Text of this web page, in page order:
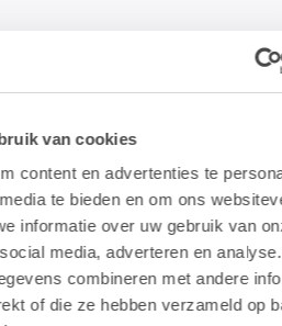
van cookies
content en advertenties te
te bieden en om ons
informatie over uw gebruik van
media, adverteren en
combineren met andere
of die ze hebben verzameld op
TUNED!
enkel om onze maandelijkse
We geven dit adres niet door aan
bij zolang je je niet uitschrijft.